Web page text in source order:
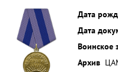
Дата
Дата
Воинское
Архив